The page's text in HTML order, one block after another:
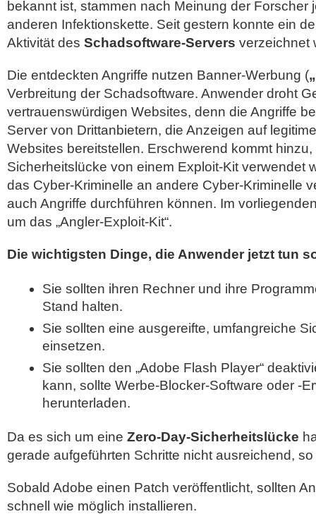
bekannt ist, stammen nach Meinung der Forscher
anderen Infektionskette. Seit gestern konnte ein
Aktivität des Schadsoftware-Servers verzeichnet
Die entdeckten Angriffe nutzen Banner-Werbung (
Verbreitung der Schadsoftware. Anwender droht
vertrauenswürdigen Websites, denn die Angriffe
Server von Drittanbietern, die Anzeigen auf
Websites bereitstellen. Erschwerend kommt
Sicherheitslücke von einem Exploit-Kit verwendet
das Cyber-Kriminelle an andere Cyber-Kriminelle
auch Angriffe durchführen können. Im
um das „Angler-Exploit-Kit“.
Die wichtigsten Dinge, die Anwender jetzt tun
Sie sollten ihren Rechner und ihre
Stand halten.
Sie sollten eine ausgereifte, umfangreiche
einsetzen.
Sie sollten den „Adobe Flash Player“
kann, sollte Werbe-Blocker-Software oder -
herunterladen.
Da es sich um eine Zero-Day-Sicherheitslücke
gerade aufgeführten Schritte nicht ausreichend,
Sobald Adobe einen Patch veröffentlicht, sollten
schnell wie möglich installieren.